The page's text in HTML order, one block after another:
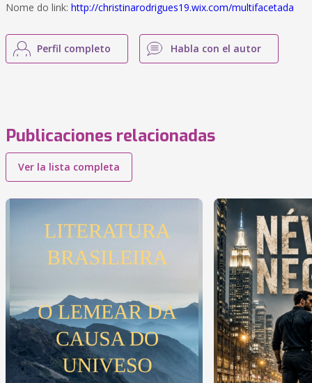
Nome do link: http://christinarodrigues19.wix.com/multifacetada
Perfil completo Habla con el autor
Publicaciones relacionadas
Ver la lista completa